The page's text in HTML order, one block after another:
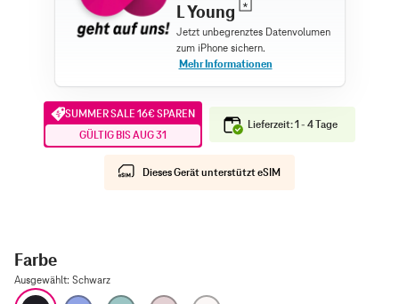
L Young
SUMMER SALE 16€ SPAREN
GÜLTIG BIS AUG 31
Lieferzeit: 1 - 4 Tage
Dieses Gerät unterstützt eSIM
Farbe
Ausgewählt: Schwarz
Schwarz UltramarinBlaugrün Pink